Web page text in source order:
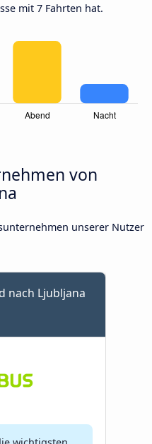
mit 7 Fahrten hat.
von
unserer Nutzer
nach Ljubljana